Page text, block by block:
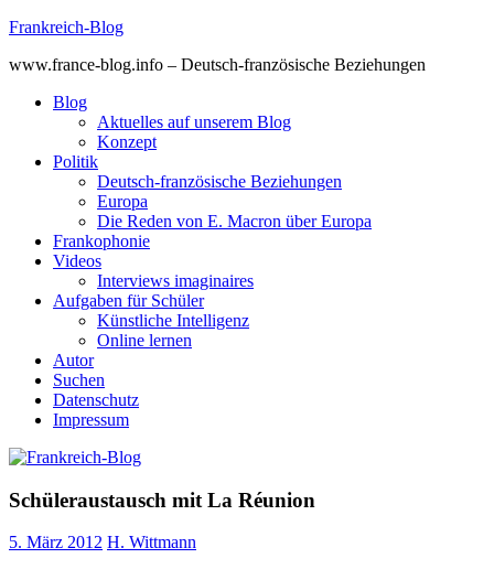
Skip
content
Frankreich-Blog
www.france-blog.info – Deutsch-französische Beziehungen
Blog
Aktuelles auf unserem Blog
Konzept
Politik
Deutsch-französische Beziehungen
Europa
Die Reden von E. Macron über Europa
Frankophonie
Videos
Interviews imaginaires
Aufgaben für Schüler
Künstliche Intelligenz
Online lernen
Autor
Suchen
Datenschutz
Impressum
Schüleraustausch mit La Réunion
5. März 2012 H. Wittmann